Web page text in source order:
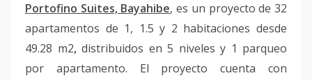
Portofino Suites, Bayahibe, es un proyecto de 32
apartamentos de 1, 1.5 y 2 habitaciones desde
49.28 m2, distribuidos en 5 niveles y 1 parqueo
por apartamento. El proyecto cuenta con